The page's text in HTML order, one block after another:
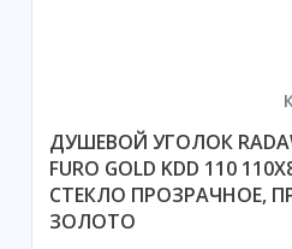
ДУШЕВОЙ УГОЛОК
FURO GOLD KDD 110
СТЕКЛО ПРОЗРАЧНОЕ,
ЗОЛОТО